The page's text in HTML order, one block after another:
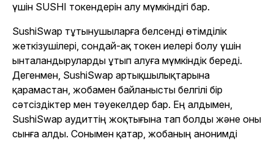
үшін SUSHI токендерін алу мүмкіндігі бар.
SushiSwap тұтынушыларға белсенді өтімділік
жеткізушілері, сондай-ақ токен иелері болу үшін
ынталандыруларды ұтып алуға мүмкіндік береді.
Дегенмен, SushiSwap артықшылықтарына
қарамастан, жобамен байланысты белгілі бір
сәтсіздіктер мен тәуекелдер бар. Ең алдымен,
SushiSwap аудиттің жоқтығына тап болды және оны
сынға алды. Сонымен қатар, жобаның анонимді